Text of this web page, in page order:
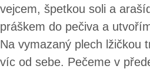
vejcem, špetkou soli a
práškem do pečiva a
Na vymazaný plech lžičkou
víc od sebe. Pečeme v